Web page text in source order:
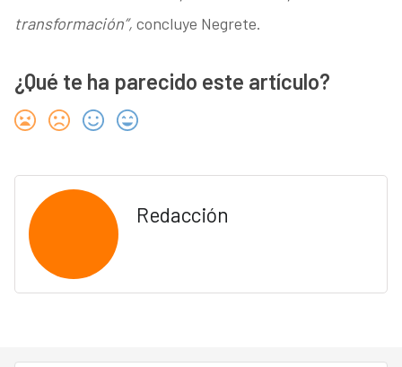
transformación”, concluye Negrete.
¿Qué te ha parecido este artículo?
Redacción